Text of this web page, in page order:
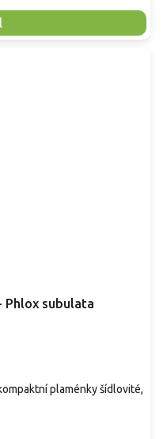
Phlox subulata
plaménky šídlovité,